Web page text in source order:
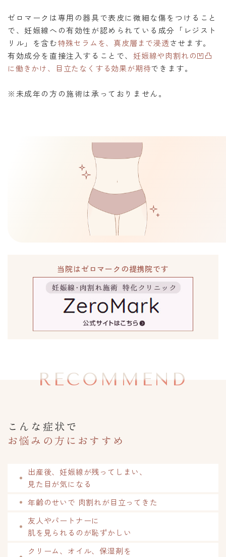
ゼロマークは専用の器具で表皮に微細な傷をつけること
で、妊娠線への有効性が認められている成分「レジスト
リル」を含む特殊セラムを、真皮層まで浸透させます。
有効成分を直接注入することで、 妊娠線や肉割れの凹凸
に働きかけ、目立たなくする効果が期待できます。
※未成年の方の施術は承っておりません。
当院はゼロマークの提携院です
RECOMMEND
こんな症状で
お悩みの方におすすめ
出産後、妊娠線が残ってしまい、
見た目が気になる
年齢のせいで 肉割れが目立ってきた
友人やパートナーに
肌を見られるのが恥ずかしい
クリーム、オイル、保湿剤を